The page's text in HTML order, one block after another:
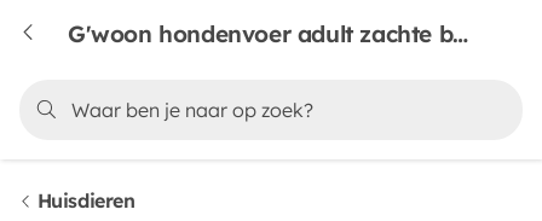
G'woon hondenvoer adult zachte brokkenmix rund
Huisdieren